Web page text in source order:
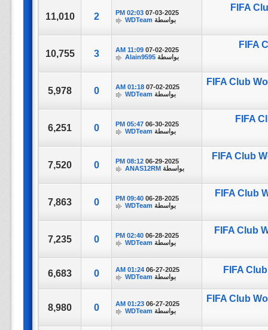
FIFA
07-03-2025
02:03 PM
بواسطة WDTeam
2
11,010
FIFA
07-02-2025
11:09 AM
بواسطة Alain9595
3
10,755
FIFA Club
07-02-2025
01:18 AM
بواسطة WDTeam
0
5,978
FIFA
06-30-2025
05:47 PM
بواسطة WDTeam
0
6,251
FIFA Club
06-29-2025
08:12 PM
بواسطة ANAS12RM
0
7,520
FIFA Club
06-28-2025
09:40 PM
بواسطة WDTeam
0
7,863
FIFA Club
06-28-2025
02:40 PM
بواسطة WDTeam
0
7,235
FIFA
06-27-2025
01:24 AM
بواسطة WDTeam
0
6,683
FIFA Club
06-27-2025
01:23 AM
بواسطة WDTeam
0
8,980